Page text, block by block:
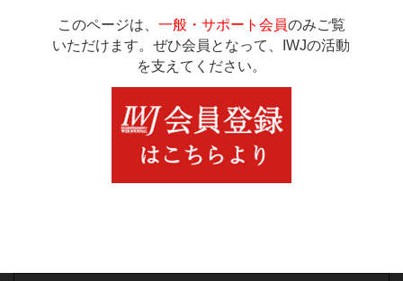
このページは、 一般・サポート会員のみご覧
いただけます。ぜひ会員となって、IWJの活動
を支えてください。